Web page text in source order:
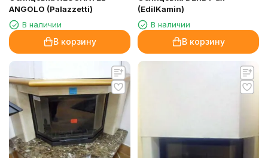
ANGOLO (Palazzetti)
В наличии
В корзину
(EdilKamin)
В наличии
В корзину